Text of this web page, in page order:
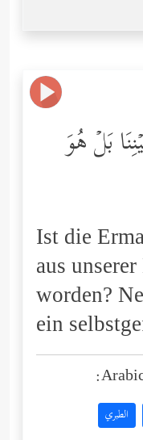
بَلۡ هُوَ
Ist die
aus
worden?
ein
الطبري